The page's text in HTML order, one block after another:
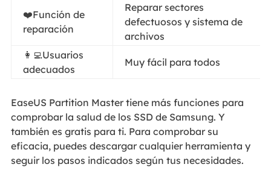
❤️‍Función de
reparación
Reparar sectores
defectuosos y sistema de
archivos
👩‍💻Usuarios
adecuados
Muy fácil para todos
EaseUS Partition Master tiene más funciones para
comprobar la salud de los SSD de Samsung. Y
también es gratis para ti. Para comprobar su
eficacia, puedes descargar cualquier herramienta y
seguir los pasos indicados según tus necesidades.